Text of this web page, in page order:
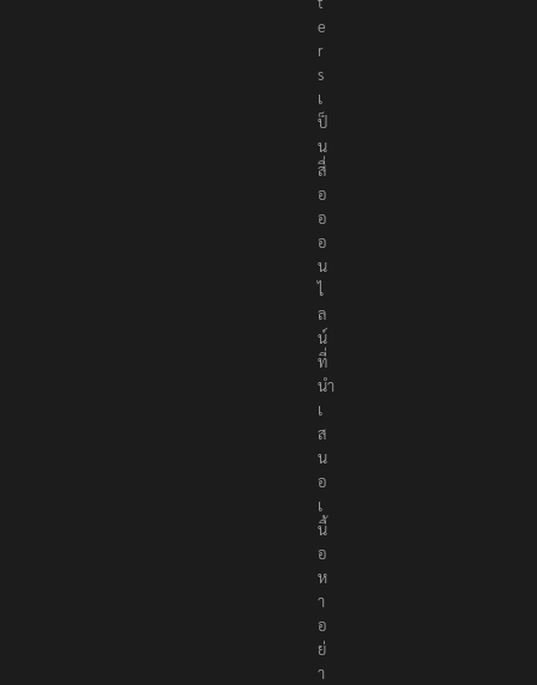
e
r
s
เ
ป็
น
สื่
อ
อ
อ
น
ไ
ล
น์
ที่
นำ
เ
ส
น
อ
เ
นื้
อ
ห
า
อ
ย่
า